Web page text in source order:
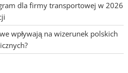
dla firmy transportowej w 2026
wpływają na wizerunek polskich